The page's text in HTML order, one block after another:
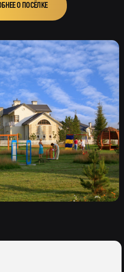
О ПОСЁЛКЕ